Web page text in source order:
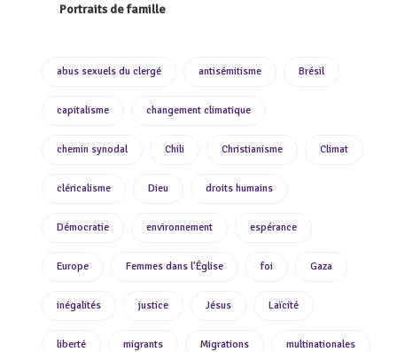
Portraits de famille
abus sexuels du clergé antisémitisme Brésil
capitalisme changement climatique
chemin synodal Chili Christianisme Climat
cléricalisme Dieu droits humains
Démocratie environnement espérance
Europe Femmes dans l'Église foi Gaza
inégalités justice Jésus Laïcité
liberté migrants Migrations multinationales